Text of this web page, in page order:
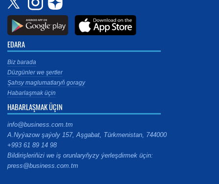
EDARA
Biz barada
Düzgünler we şertler
Şahsy maglumatlaryň goragy
Habarlaşmak üçin
HABARLAŞMAK ÜÇIN
info@business.com.tm
A.Nyýazow şaýoly 157, Aşgabat, Türkmenistan, 744000
+993 61 89 14 98
Bildirişleriňizi we iş orunlaryňyzy ýerleşdirmek üçin:
press@business.com.tm